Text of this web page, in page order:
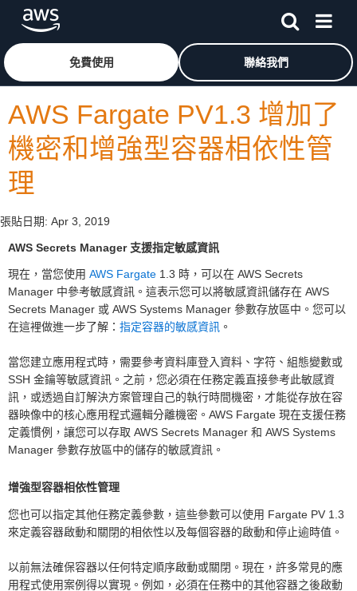
跳至主要內容按一下這裡可返回 Amazon Web Services 首頁
免費使用 聯絡我們
AWS Fargate PV1.3 增加了
機密和增強型容器相依性管
理
張貼日期: Apr 3, 2019
AWS Secrets Manager 支援指定敏感資訊
現在，當您使用 AWS Fargate 1.3 時，可以在 AWS Secrets
Manager 中參考敏感資訊。這表示您可以將敏感資訊儲存在 AWS
Secrets Manager 或 AWS Systems Manager 參數存放區中。您可以
在這裡做進一步了解： 指定容器的敏感資訊 。
當您建立應用程式時，需要參考資料庫登入資料、字符、組態變數或
SSH 金鑰等敏感資訊。之前，您必須在任務定義直接參考此敏感資
訊，或透過自訂解決方案管理自己的執行時間機密，才能從存放在容
器映像中的核心應用程式邏輯分離機密。AWS Fargate 現在支援任務
定義慣例，讓您可以存取 AWS Secrets Manager 和 AWS Systems
Manager 參數存放區中的儲存的敏感資訊。
增強型容器相依性管理
您也可以指定其他任務定義參數，這些參數可以使用 Fargate PV 1.3
來定義容器啟動和關閉的相依性以及每個容器的啟動和停止逾時值。
以前無法確保容器以任何特定順序啟動或關閉。現在，許多常見的應
用程式使用案例得以實現。例如，必須在任務中的其他容器之後啟動